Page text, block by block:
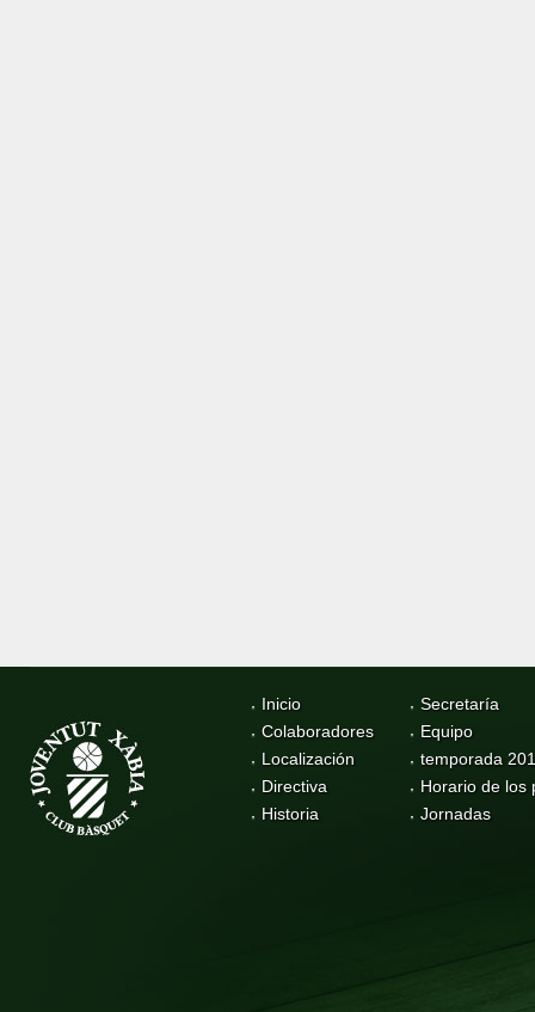
Inicio
Colaboradores
Localización
Directiva
Historia
Secretaría
Equipo
temporada
Horario de los
Jornadas